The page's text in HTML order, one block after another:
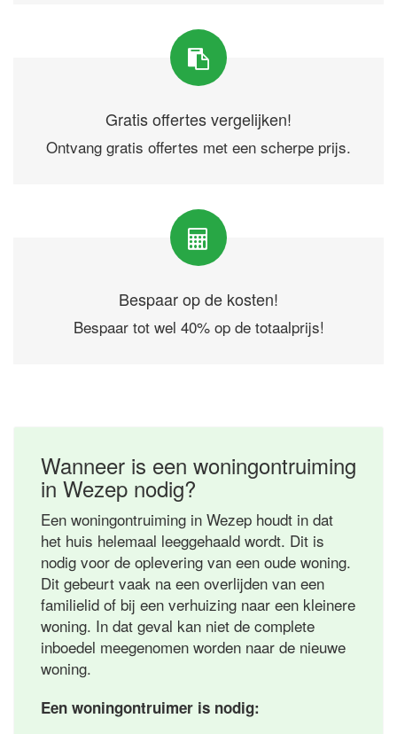
Gratis offertes vergelijken!
Ontvang gratis offertes met een scherpe prijs.
Bespaar op de kosten!
Bespaar tot wel 40% op de totaalprijs!
Wanneer is een woningontruiming
in Wezep nodig?
Een woningontruiming in Wezep houdt in dat
het huis helemaal leeggehaald wordt. Dit is
nodig voor de oplevering van een oude woning.
Dit gebeurt vaak na een overlijden van een
familielid of bij een verhuizing naar een kleinere
woning. In dat geval kan niet de complete
inboedel meegenomen worden naar de nieuwe
woning.
Een woningontruimer is nodig: